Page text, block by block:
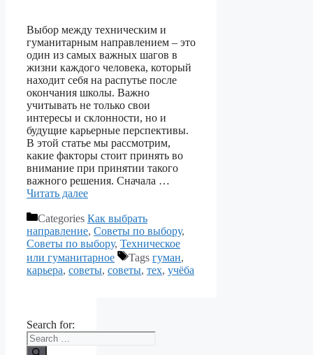
Выбор между техническим и
гуманитарным направлением – это
один из самых важных шагов в
жизни каждого человека, который
находит себя на распутье после
окончания школы. Важно
учитывать не только свои
интересы и склонности, но и
будущие карьерные перспективы.
В этой статье мы рассмотрим,
какие факторы стоит принять во
внимание при принятии такого
важного решения. Сначала …
Читать далее
Categories Как выбрать
направление, Советы по выбору,
Советы по выбору, Техническое
или гуманитарное
Tags гуман,
карьера, советы, советы, тех, учёба
Search for: